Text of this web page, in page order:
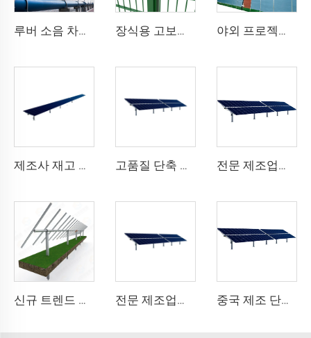
루버 소음 차단 장치 장식용 고보안 용접 메쉬 금속 울타리 녹색 비닐 코팅 868 이중 와이어 울타리 2D 메쉬 정원용 야외 프로젝트 현장을 위한 중형 음향 차단벽 일시적 소음 장벽
제조사 재고 보유 중형 단축 태양광 패널 추적 장착 시스템 강철 구조 및 절단 가공 서비스 고품질 단축 태양광 트래커 간편 설치 플랫 모듈 더블 글라스 10kW 태양광 시스템 우수한 가치의 강철 제품 전문 제조업체 신제품 1MW 단축 태양광 트래커 키트 중형 강철 1축 태양광 추적 시스템 절단
신규 트렌드 단축 태양광 추적 시스템 중형 강철 PV 설치 구조 할인 혜택과 절단 가공 서비스 전문 제조업체의 중형 단축 강철 태양광 트래커 PV 태양광 패널 트랙 구조 시스템 키트 중국 제조 단축 태양광 추적 장치, 슬류 드라이브가 장착된 태양광 추적 시스템